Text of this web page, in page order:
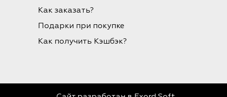
Как заказать?
Подарки при покупке
Как получить Кэшбэк?